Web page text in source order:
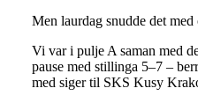
Men laurdag snudde det
Vi var i pulje A saman med
pause med stillinga 5–7 –
med siger til SKS Kusy